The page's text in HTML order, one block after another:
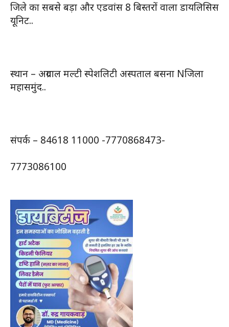
जिले का सबसे बड़ा और एडवांस 8 बिस्तरों वाला डायलिसिस
यूनिट..
स्थान – अग्रवाल मल्टी स्पेशलिटी अस्पताल बसना Nजिला
महासमुंद..
संपर्क – 84618 11000 -7770868473-
7773086100